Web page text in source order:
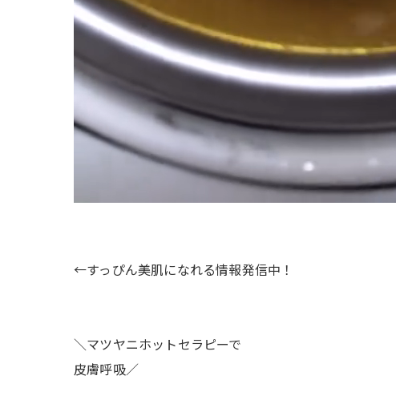
←すっぴん美肌になれる情報発信中！
＼マツヤニホットセラピーで
皮膚呼吸／